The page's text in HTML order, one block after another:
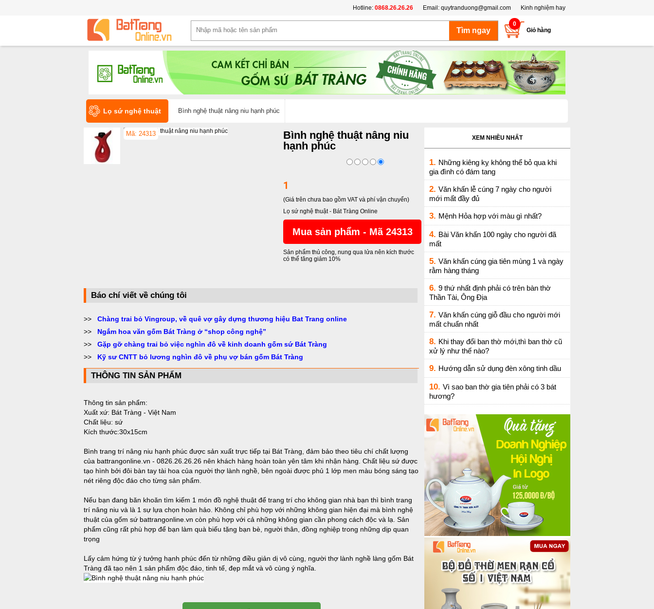
Hotline: 0868.26.26.26 Email: quytranduong@gmail.com Kinh nghiệm hay
0
Giỏ hàng
Lọ sứ nghệ thuật Bình nghệ thuật nâng niu hạnh phúc
Mã: 24313
Bình nghệ thuật nâng niu
hạnh phúc
1
(Giá trên chưa bao gồm VAT và phí vận chuyển)
Lọ sứ nghệ thuật- Bát Tràng Online
Mua sản phẩm - Mã 24313
Sản phẩm thủ công, nung qua lửa nên kích thước
có thể tăng giảm 10%
Báo chí viết về chúng tôi
>> Chàng trai bỏ Vingroup, về quê vợ gây dựng thương hiệu Bat Trang online
>> Ngắm hoa văn gốm Bát Tràng ở “shop công nghệ”
>> Gặp gỡ chàng trai bỏ việc nghìn đô về kinh doanh gốm sứ Bát Tràng
>> Kỹ sư CNTT bỏ lương nghìn đô về phụ vợ bán gốm Bát Tràng
THÔNG TIN SẢN PHẨM
Thông tin sản phẩm:
Xuất xứ: Bát Tràng - Việt Nam
Chất liệu: sứ
Kích thước:30x15cm
Bình trang trí nâng niu hạnh phúc được sản xuất trực tiếp tại Bát Tràng, đảm bảo theo tiêu chí chất lượng
của battrangonline.vn - 0826.26.26.26 nên khách hàng hoàn toàn yên tâm khi nhận hàng. Chất liệu sứ được
tạo hình bởi đôi bàn tay tài hoa của người thợ lành nghề, bên ngoài được phủ 1 lớp men màu bóng sáng tạo
nét riêng độc đáo cho từng sản phẩm.
Nếu bạn đang băn khoăn tìm kiếm 1 món đồ nghệ thuật để trang trí cho không gian nhà bạn thì bình trang
trí nâng niu và là 1 sự lựa chọn hoàn hảo. Không chỉ phù hợp với những không gian hiện đại mà bình nghệ
thuật của gốm sứ battrangonline.vn còn phù hợp với cả những không gian cần phong cách độc và lạ. Sản
phẩm cũng rất phù hợp để bạn làm quà biếu tặng bạn bè, người thân, đồng nghiệp trong những dịp quan
trọng
Lấy cảm hứng từ ý tưởng hạnh phúc đến từ những điều giản dị vô cùng, người thợ lành nghề làng gốm Bát
Tràng đã tạo nên 1 sản phẩm độc đáo, tinh tế, đẹp mắt và vô cùng ý nghĩa.
XEM NHIỀU NHẤT
1. Những kiêng kỵ không thể bỏ qua khi
gia đình có đám tang
2. Văn khấn lễ cúng 7 ngày cho người
mới mất đầy đủ
3. Mệnh Hỏa hợp với màu gì nhất?
4. Bài Văn khấn 100 ngày cho người đã
mất
5. Văn khấn cúng gia tiên mùng 1 và ngày
rằm hàng tháng
6. 9 thứ nhất định phải có trên bàn thờ
Thần Tài, Ông Địa
7. Văn khấn cúng giỗ đầu cho người mới
mất chuẩn nhất
8. Khi thay đổi ban thờ mới,thì ban thờ cũ
xử lý như thế nào?
9. Hướng dẫn sử dụng đèn xông tinh dầu
10. Vì sao ban thờ gia tiên phải có 3 bát
hương?